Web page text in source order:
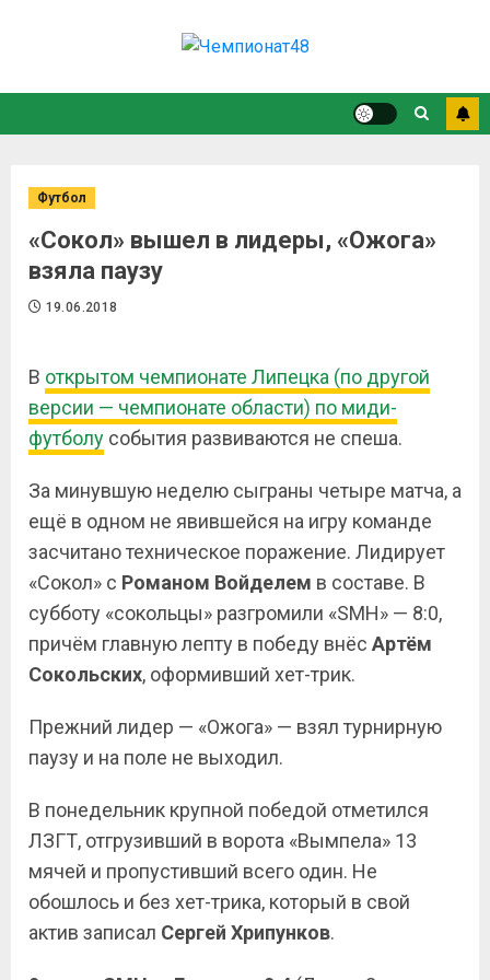
Футбол
«Сокол» вышел в лидеры, «Ожога»
взяла паузу
19.06.2018
В открытом чемпионате Липецка (по другой
версии — чемпионате области) по миди-
футболу события развиваются не спеша.
За минувшую неделю сыграны четыре матча, а
ещё в одном не явившейся на игру команде
засчитано техническое поражение. Лидирует
«Сокол» с Романом Войделем в составе. В
субботу «сокольцы» разгромили «SMH» — 8:0,
причём главную лепту в победу внёс Артём
Сокольских, оформивший хет-трик.
Прежний лидер — «Ожога» — взял турнирную
паузу и на поле не выходил.
В понедельник крупной победой отметился
ЛЗГТ, отгрузивший в ворота «Вымпела» 13
мячей и пропустивший всего один. Не
обошлось и без хет-трика, который в свой
актив записал Сергей Хрипунков.